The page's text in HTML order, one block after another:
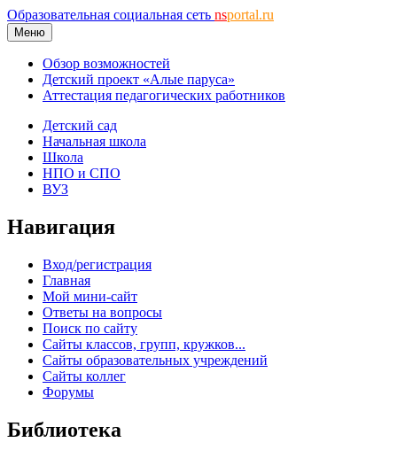
Образовательная социальная сеть nsportal.ru
Меню
Обзор возможностей
Детский проект «Алые паруса»
Аттестация педагогических работников
Детский сад
Начальная школа
Школа
НПО и СПО
ВУЗ
Навигация
Вход/регистрация
Главная
Мой мини-сайт
Ответы на вопросы
Поиск по сайту
Сайты классов, групп, кружков...
Сайты образовательных учреждений
Сайты коллег
Форумы
Библиотека